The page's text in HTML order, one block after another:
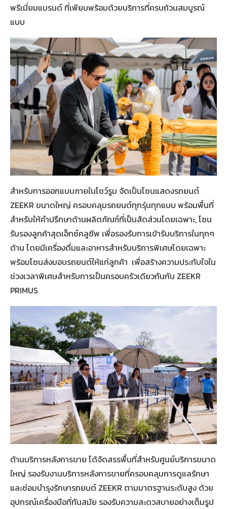
พรีเมี่ยมแบรนด์ ที่เพียบพร้อมด้วยบริการที่ครบถ้วนสมบูรณ์
แบบ
สำหรับการออกแบบภายในโชว์รูม จัดเป็นโซนแสดงรถยนต์
ZEEKR ขนาดใหญ่ ครอบคลุมรถยนต์ทุกรุ่นทุกแบบ พร้อมพื้นที่
สำหรับให้คำปรึกษาด้านผลิตภัณฑ์ที่เป็นสัดส่วนโดยเฉพาะ, โซน
รับรองลูกค้าสุดเอ็กซ์คลูซีพ เพื่อรองรับการเข้ารับบริการในทุกๆ
ด้าน โดยมีเครื่องดื่มและอาหารสำหรับบริการพิเศษโดยเฉพาะ
พร้อมโซนส่งมอบรถยนต์ให้แก่ลูกค้า เพื่อสร้างความประทับใจใน
ช่วงเวลาพิเศษสำหรับการเป็นครอบครัวเดียวกันกับ ZEEKR
PRIMUS
ด้านบริการหลังการขาย ได้จัดสรรพื้นที่สำหรับศูนย์บริการขนาด
ใหญ่ รองรับงานบริการหลังการขายที่ครอบคลุมการดูแลรักษา
และซ่อมบำรุงรักษารถยนต์ ZEEKR ตามมาตรฐานระดับสูง ด้วย
อุปกรณ์เครื่องมือที่ทันสมัย รองรับความสะดวสบายอย่างเต็มรูป